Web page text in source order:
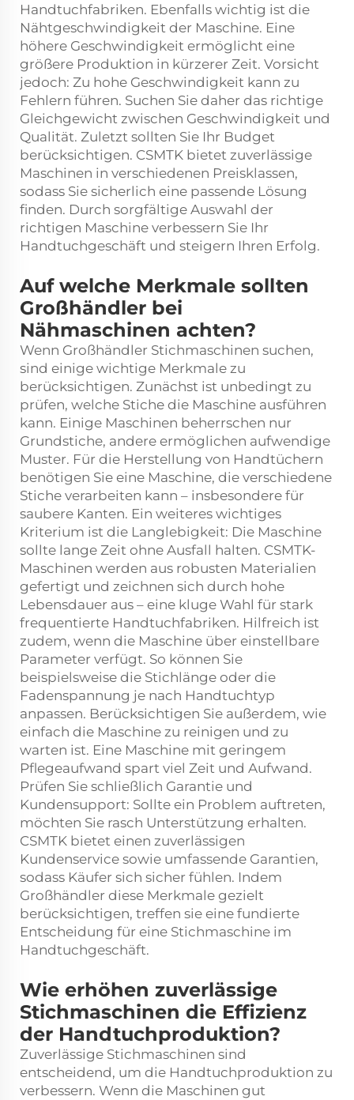
Handtuchfabriken. Ebenfalls wichtig ist die
Nähtgeschwindigkeit der Maschine. Eine
höhere Geschwindigkeit ermöglicht eine
größere Produktion in kürzerer Zeit. Vorsicht
jedoch: Zu hohe Geschwindigkeit kann zu
Fehlern führen. Suchen Sie daher das richtige
Gleichgewicht zwischen Geschwindigkeit und
Qualität. Zuletzt sollten Sie Ihr Budget
berücksichtigen. CSMTK bietet zuverlässige
Maschinen in verschiedenen Preisklassen,
sodass Sie sicherlich eine passende Lösung
finden. Durch sorgfältige Auswahl der
richtigen Maschine verbessern Sie Ihr
Handtuchgeschäft und steigern Ihren Erfolg.
Auf welche Merkmale sollten
Großhändler bei
Nähmaschinen achten?
Wenn Großhändler Stichmaschinen suchen,
sind einige wichtige Merkmale zu
berücksichtigen. Zunächst ist unbedingt zu
prüfen, welche Stiche die Maschine ausführen
kann. Einige Maschinen beherrschen nur
Grundstiche, andere ermöglichen aufwendige
Muster. Für die Herstellung von Handtüchern
benötigen Sie eine Maschine, die verschiedene
Stiche verarbeiten kann – insbesondere für
saubere Kanten. Ein weiteres wichtiges
Kriterium ist die Langlebigkeit: Die Maschine
sollte lange Zeit ohne Ausfall halten. CSMTK-
Maschinen werden aus robusten Materialien
gefertigt und zeichnen sich durch hohe
Lebensdauer aus – eine kluge Wahl für stark
frequentierte Handtuchfabriken. Hilfreich ist
zudem, wenn die Maschine über einstellbare
Parameter verfügt. So können Sie
beispielsweise die Stichlänge oder die
Fadenspannung je nach Handtuchtyp
anpassen. Berücksichtigen Sie außerdem, wie
einfach die Maschine zu reinigen und zu
warten ist. Eine Maschine mit geringem
Pflegeaufwand spart viel Zeit und Aufwand.
Prüfen Sie schließlich Garantie und
Kundensupport: Sollte ein Problem auftreten,
möchten Sie rasch Unterstützung erhalten.
CSMTK bietet einen zuverlässigen
Kundenservice sowie umfassende Garantien,
sodass Käufer sich sicher fühlen. Indem
Großhändler diese Merkmale gezielt
berücksichtigen, treffen sie eine fundierte
Entscheidung für eine Stichmaschine im
Handtuchgeschäft.
Wie erhöhen zuverlässige
Stichmaschinen die Effizienz
der Handtuchproduktion?
Zuverlässige Stichmaschinen sind
entscheidend, um die Handtuchproduktion zu
verbessern. Wenn die Maschinen gut